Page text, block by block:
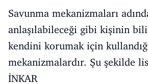
Savunma mekanizmaları
anlaşılabileceği gibi kişinin
kendini korumak için
mekanizmalardır. Şu şekilde
İNKAR